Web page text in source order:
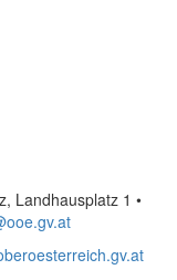
Landhausplatz 1 •